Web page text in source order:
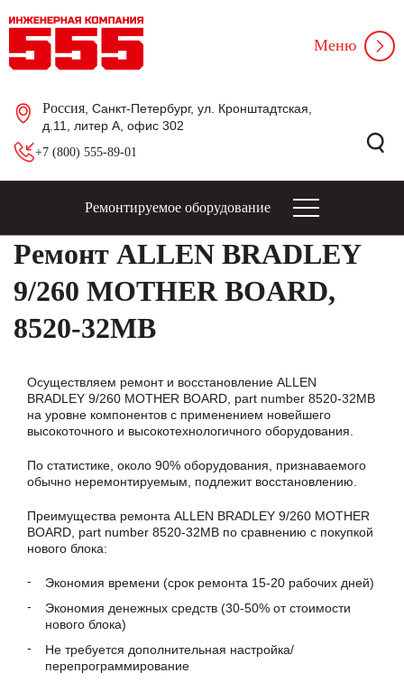
Россия , Санкт-Петербург, ул. Кронштадтская,
д.11, литер А, офис 302
+7 (800) 555-89-01
Меню
Ремонтируемое оборудование
Ремонт ALLEN BRADLEY
9/260 MOTHER BOARD,
8520-32MB
Осуществляем ремонт и восстановление ALLEN
BRADLEY 9/260 MOTHER BOARD, part number 8520-32MB
на уровне компонентов с применением новейшего
высокоточного и высокотехнологичного оборудования.
По статистике, около 90% оборудования, признаваемого
обычно неремонтируемым, подлежит восстановлению.
Преимущества ремонта ALLEN BRADLEY 9/260 MOTHER
BOARD, part number 8520-32MB по сравнению с покупкой
нового блока:
Экономия времени (срок ремонта 15-20 рабочих дней)
Экономия денежных средств (30-50% от стоимости
нового блока)
Не требуется дополнительная настройка/
перепрограммирование